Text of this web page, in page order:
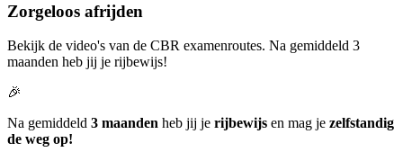
Zorgeloos afrijden
Bekijk de video's van de CBR examenroutes. Na gemiddeld 3
maanden heb jij je rijbewijs!
🎉
Na gemiddeld 3 maanden heb jij je rijbewijs en mag je zelfstandig
de weg op!